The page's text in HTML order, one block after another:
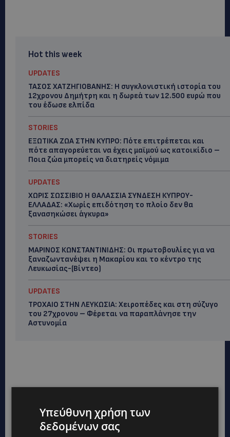
Hot this week
UPDATES
ΤΑΣΟΣ ΧΑΤΖΗΓΙΟΒΑΝΗΣ: Η συγκλονιστική ιστορία του
12χρονου Δημήτρη και η δωρεά των 12.500 ευρώ που
του έδωσε ελπίδα
STORIES
ΕΞΩΤΙΚΑ ΖΩΑ ΣΤΗΝ ΚΥΠΡΟ: Πότε επιτρέπεται και
πότε απαγορεύεται να έχεις μαϊμού ως κατοικίδιο –
Ποια ζώα μπορείς να διατηρείς νόμιμα
UPDATES
ΧΩΡΙΣ ΣΩΣΣΙΒΙΟ Η ΘΑΛΑΣΣΙΑ ΣΥΝΔΕΣΗ ΚΥΠΡΟΥ-
ΕΛΛΑΔΑΣ: «Χωρίς επιδότηση το πλοίο δεν θα
ξανασηκώσει άγκυρα»
STORIES
ΜΑΡΙΝΟΣ ΚΩΝΣΤΑΝΤΙΝΙΔΗΣ: Οι πρωτοβουλίες για να
ξαναζωντανέψει η Μακαρίου και το κέντρο της
Λευκωσίας-(Βίντεο)
UPDATES
ΤΡΟΧΑΙΟ ΣΤΗΝ ΛΕΥΚΩΣΙΑ: Χειροπέδες και στη σύζυγο
του 27χρονου – Φέρεται να παραπλάνησε την
Αστυνομία
Υπεύθυνη χρήση των
δεδομένων σας